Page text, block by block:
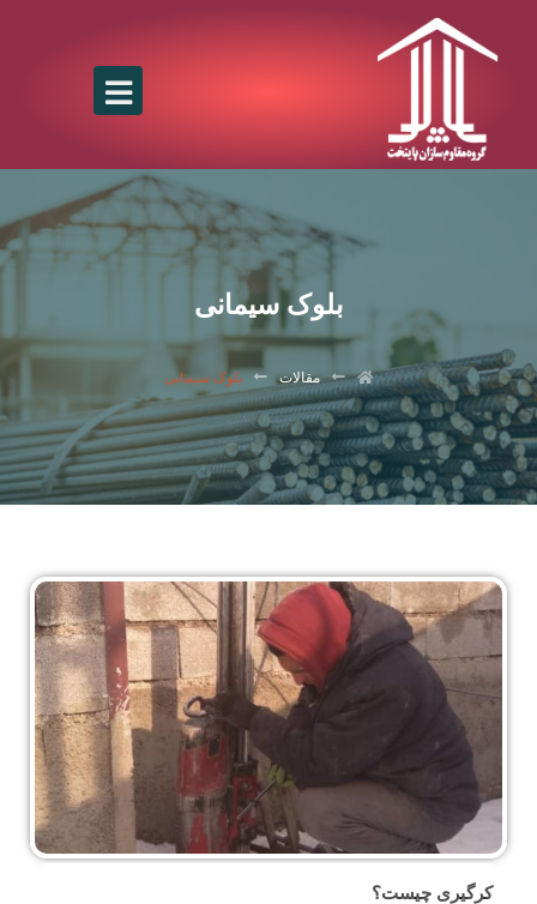
بلوک سیمانی
مقالات بلوک سیمانی
کرگیری چیست؟